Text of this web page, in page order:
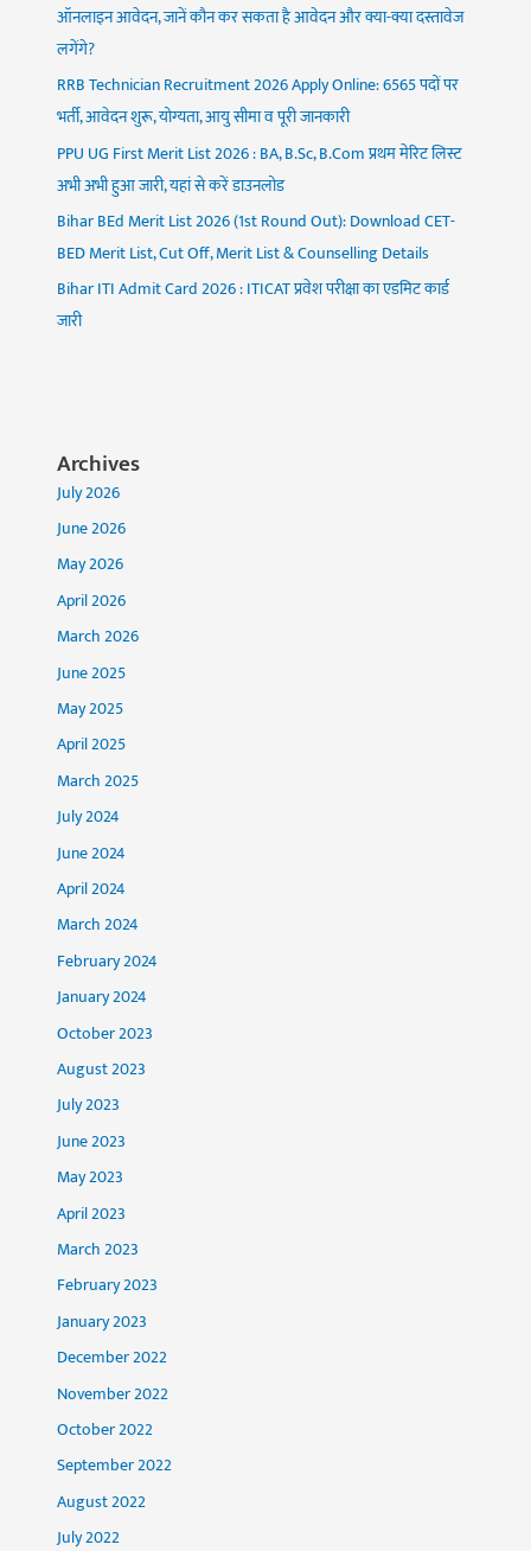
ऑनलाइन आवेदन, जानें कौन कर सकता है आवेदन और क्या-क्या दस्तावेज
लगेंगे?
RRB Technician Recruitment 2026 Apply Online: 6565 पदों पर
भर्ती, आवेदन शुरू, योग्यता, आयु सीमा व पूरी जानकारी
PPU UG First Merit List 2026 : BA, B.Sc, B.Com प्रथम मेरिट लिस्ट
अभी अभी हुआ जारी, यहां से करें डाउनलोड
Bihar BEd Merit List 2026 (1st Round Out): Download CET-
BED Merit List, Cut Off, Merit List & Counselling Details
Bihar ITI Admit Card 2026 : ITICAT प्रवेश परीक्षा का एडमिट कार्ड
जारी
Archives
July 2026
June 2026
May 2026
April 2026
March 2026
June 2025
May 2025
April 2025
March 2025
July 2024
June 2024
April 2024
March 2024
February 2024
January 2024
October 2023
August 2023
July 2023
June 2023
May 2023
April 2023
March 2023
February 2023
January 2023
December 2022
November 2022
October 2022
September 2022
August 2022
July 2022